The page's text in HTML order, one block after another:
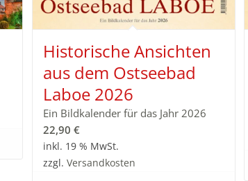
Historische Ansichten
aus dem Ostseebad
Laboe 2026
Ein Bildkalender für das Jahr 2026
22,90 €
inkl. 19 % MwSt.
zzgl. Versandkosten